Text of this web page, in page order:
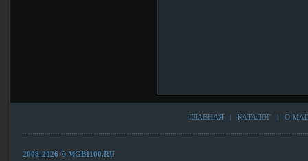
ГЛАВНАЯ| КАТАЛОГ| О
2008-2026 © MGB1100.RU